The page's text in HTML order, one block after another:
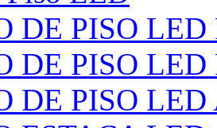
DE PISO
DE PISO
DE PISO